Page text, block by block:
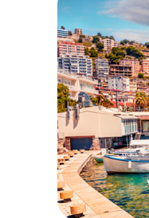
eSIMの利用方法
Brunei
Billion Connect
目的地とデータプラ
eSIMをインストール
データプランを利用
安定したインターネ
ローミング費用を回
24時間年中無休のカ
簡単なインストール